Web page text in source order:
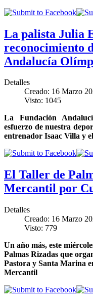
La palista Julia
reconocimiento
Andalucía
Detalles
Creado: 16 Marzo
Visto: 1045
La Fundación
esfuerzo de nuestra
entrenador Isaac Villa y
El Taller de
Mercantil por
Detalles
Creado: 16 Marzo
Visto: 779
Un año más, este
Palmas Rizadas que
Pastora y Santa Marina
Mercantil